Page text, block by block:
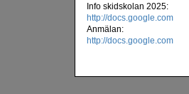
Info skidskolan 2025:
http://docs.google.com
Anmälan:
http://docs.google.com